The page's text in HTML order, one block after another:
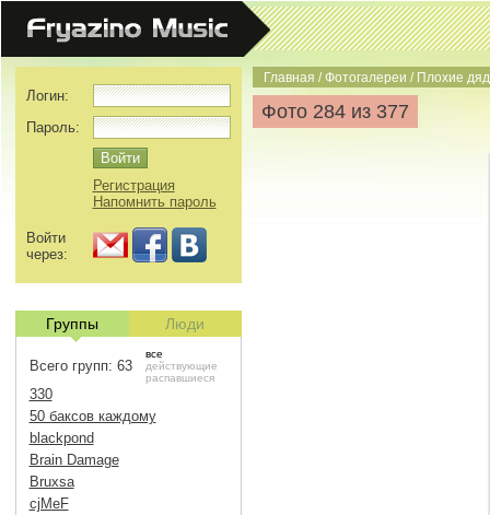
Главная /Фотогалереи / Плохие
Фото 284 из 377
Логин:
Пароль:
Регистрация
Напомнить пароль
Войти
через:
Группы Люди
Всего групп: 63
все
действующие
распавшиеся
330
50 баксов каждому
blackpond
Brain Damage
Bruxsa
cjMeF